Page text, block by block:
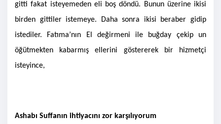
gitti fakat isteyemeden eli boş döndü. Bunun üzerine ikisi
birden gittiler istemeye. Daha sonra ikisi beraber gidip
istediler. Fatıma’nın El değirmeni ile buğday çekip un
öğütmekten kabarmış ellerini göstererek bir hizmetçi
isteyince,
Ashabı Suffanın ihtiyacını zor karşılıyorum